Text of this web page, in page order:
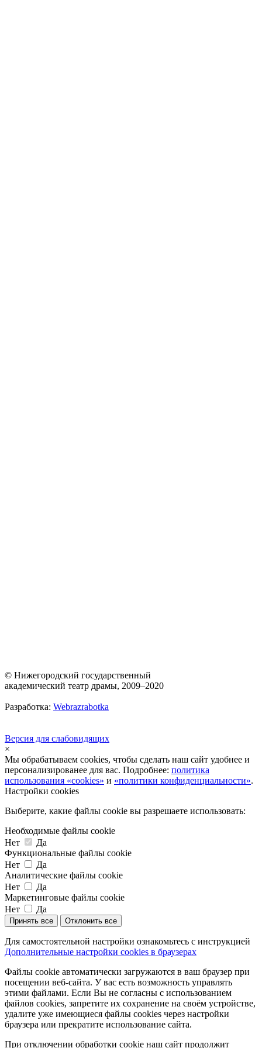
© Нижегородский государственный
академический театр драмы, 2009–2020
Разработка: Webrazrabotka
Версия для слабовидящих
×
Мы обрабатываем cookies, чтобы сделать наш сайт удобнее и
персонализированее для вас. Подробнее: политика
использования «cookies» и «политики конфиденциальности».
Настройки cookies
Выберите, какие файлы cookie вы разрешаете использовать:
Необходимые файлы cookie
Нет
Да
Функциональные файлы cookie
Нет
Да
Аналитические файлы cookie
Нет
Да
Маркетинговые файлы cookie
Нет
Да
Принять все Отклонить все
Для самостоятельной настройки ознакомьтесь с инструкцией
Дополнительные настройки cookies в браузерах
Файлы cookie автоматически загружаются в ваш браузер при
посещении веб-сайта. У вас есть возможность управлять
этими файлами. Если Вы не согласны с использованием
файлов cookies, запретите их сохранение на своём устройстве,
удалите уже имеющиеся файлы cookies через настройки
браузера или прекратите использование сайта.
При отключении обработки cookie наш сайт продолжит